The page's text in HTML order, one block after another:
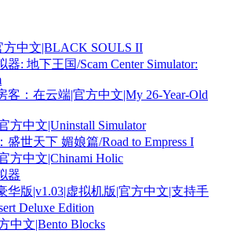
方中文|BLACK SOULS II
: 地下王国/Scam Center Simulator:
客：在云端|官方中文|My 26-Year-Old
方中文|Uninstall Simulator
盛世天下 媚娘篇/Road to Empress I
方中文|Chinami Holic
器
华版|v1.03|虚拟机版|官方中文|支持手
Deluxe Edition
中文|Bento Blocks